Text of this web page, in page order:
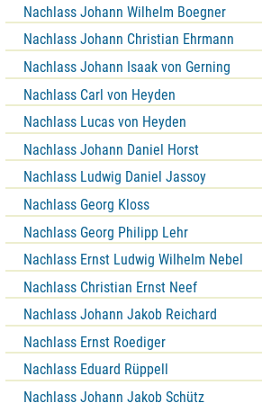
Nachlass Johann Wilhelm Boegner
Nachlass Johann Christian Ehrmann
Nachlass Johann Isaak von Gerning
Nachlass Carl von Heyden
Nachlass Lucas von Heyden
Nachlass Johann Daniel Horst
Nachlass Ludwig Daniel Jassoy
Nachlass Georg Kloss
Nachlass Georg Philipp Lehr
Nachlass Ernst Ludwig Wilhelm Nebel
Nachlass Christian Ernst Neef
Nachlass Johann Jakob Reichard
Nachlass Ernst Roediger
Nachlass Eduard Rüppell
Nachlass Johann Jakob Schütz